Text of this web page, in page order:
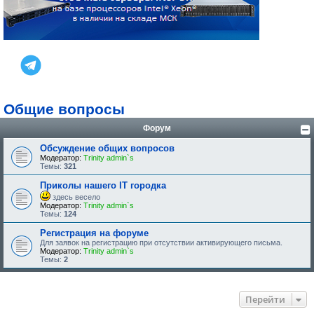
Общие вопросы
Форум
Обсуждение общих вопросов
Модератор: Trinity admin`s
Темы: 321
Приколы нашего IT городка
здесь весело
Модератор: Trinity admin`s
Темы: 124
Регистрация на форуме
Для заявок на регистрацию при отсутствии активирующего письма.
Модератор: Trinity admin`s
Темы: 2
Перейти